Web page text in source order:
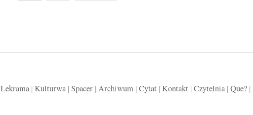
Lekrama| Kulturwa| Spacer| Archiwum| Cytat| Kontakt| Czytelnia| Que?|